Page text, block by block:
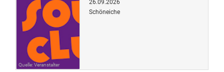
Quelle: Veranstalter
26.09.2026
Schöneiche